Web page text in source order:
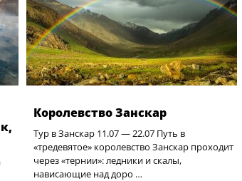
Королевство Занскар
Тур в Занскар 11.07 — 22.07 Путь в
«тредевятое» королевство Занскар проходит
через «тернии»: ледники и скалы,
нависающие над доро …